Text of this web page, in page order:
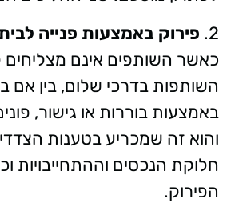
2. פירוק באמצעות פנייה
כאשר השותפים אינם
השותפות בדרכי שלום, בין אם
באמצעות בוררות או גישור,
והוא זה שמכריע בטענות
חלוקת הנכסים וההתחייבויות
הפירוק.